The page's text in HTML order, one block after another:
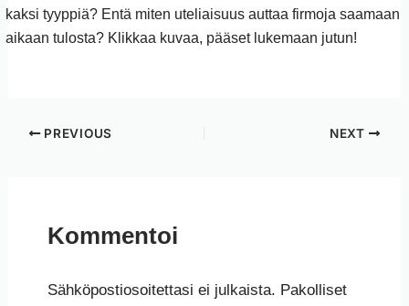
kaksi tyyppiä? Entä miten uteliaisuus auttaa firmoja saamaan
aikaan tulosta? Klikkaa kuvaa, pääset lukemaan jutun!
PREVIOUS NEXT
Kommentoi
Sähköpostiosoitettasi ei julkaista. Pakolliset